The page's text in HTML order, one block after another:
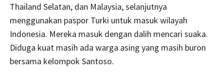
Thailand Selatan, dan Malaysia, selanjutnya
menggunakan paspor Turki untuk masuk wilayah
Indonesia. Mereka masuk dengan dalih mencari suaka.
Diduga kuat masih ada warga asing yang masih buron
bersama kelompok Santoso.